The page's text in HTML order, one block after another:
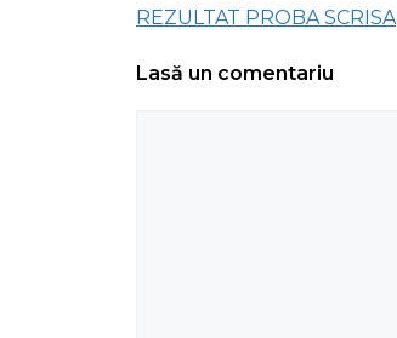
REZULTAT PROBA SCRISA
Lasă un comentariu